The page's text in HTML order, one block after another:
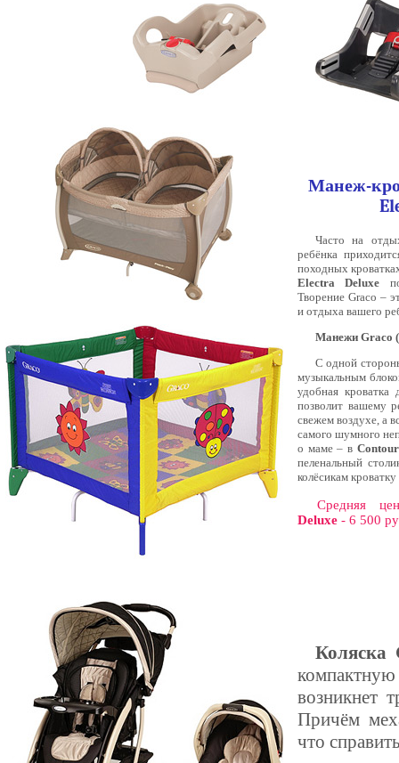
Манеж-
Часто на
ребёнка
походных
Electra Deluxe
Творение Graсo –
и отдыха вашего
Манежи Graco
С одной
музыкальным
удобная
позволит вашему
свежем воздухе, а
самого шумного
о маме – в
пеленальный
колёсикам
Средняя
Deluxe - 6 500
Коляска
возникнет
Причём
что